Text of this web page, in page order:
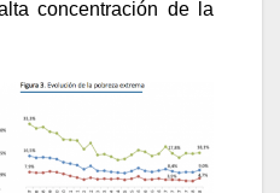
concentración de la